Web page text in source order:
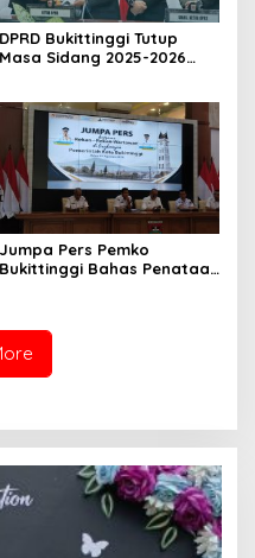
DPRD Bukittinggi Tutup
Masa Sidang 2025-2026
Beri Apresiasi
Jumpa Pers Pemko
Bukittinggi Bahas Penataan